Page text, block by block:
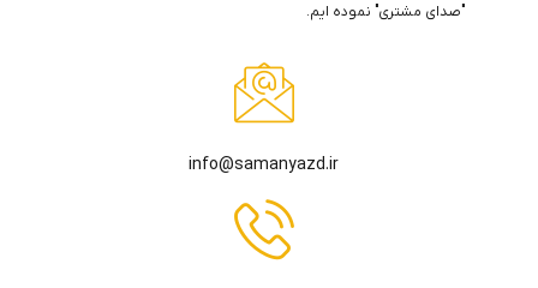
"صدای مشتری" نموده ایم.
info@samanyazd.ir